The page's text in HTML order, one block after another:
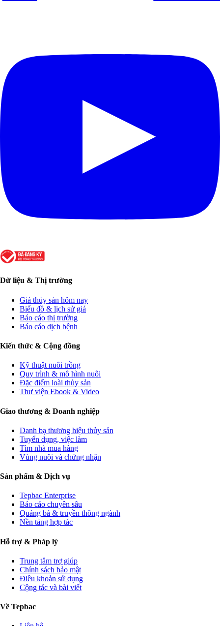
Dữ liệu & Thị trường
Giá thủy sản hôm nay
Biểu đồ & lịch sử giá
Báo cáo thị trường
Báo cáo dịch bệnh
Kiến thức & Cộng đồng
Kỹ thuật nuôi trồng
Quy trình & mô hình nuôi
Đặc điểm loài thủy sản
Thư viện Ebook & Video
Giao thương & Doanh nghiệp
Danh bạ thương hiệu thủy sản
Tuyển dụng, việc làm
Tìm nhà mua hàng
Vùng nuôi và chứng nhận
Sản phẩm & Dịch vụ
Tepbac Enterprise
Báo cáo chuyên sâu
Quảng bá & truyền thông ngành
Nền tảng hợp tác
Hỗ trợ & Pháp lý
Trung tâm trợ giúp
Chính sách bảo mật
Điều khoản sử dụng
Cộng tác và bài viết
Về Tepbac